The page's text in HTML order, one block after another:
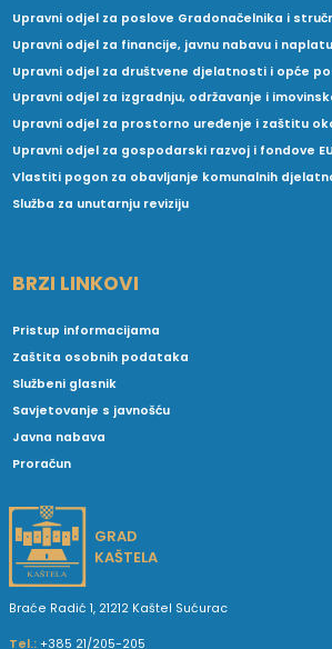
Upravni odjel za poslove Gradonačelnika i
Upravni odjel za financije, javnu nabavu i
Upravni odjel za društvene djelatnosti i opće
Upravni odjel za izgradnju, održavanje i
Upravni odjel za prostorno uređenje i zaštitu
Upravni odjel za gospodarski razvoj i fondove EU
Vlastiti pogon za obavljanje komunalnih
Služba za unutarnju reviziju
BRZI LINKOVI
Pristup informacijama
Zaštita osobnih podataka
Službeni glasnik
Savjetovanje s javnošću
Javna nabava
Proračun
GRAD
KAŠTELA
Braće Radić 1, 21212 Kaštel Sućurac
Tel.: +385 21/205-205